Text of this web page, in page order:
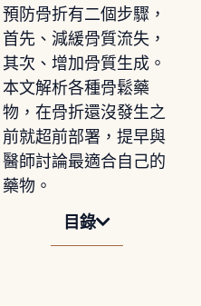
預防骨折有二個步驟，
首先、減緩骨質流失，
其次、增加骨質生成。
本文解析各種骨鬆藥
物，在骨折還沒發生之
前就超前部署，提早與
醫師討論最適合自己的
藥物。
目錄